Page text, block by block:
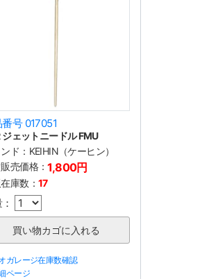
号 017051
ジェットニードル FMU
ド： KEIHIN（ケーヒン）
売価格：1,800円
庫数： 17
ガレージ在庫数確認
ページ